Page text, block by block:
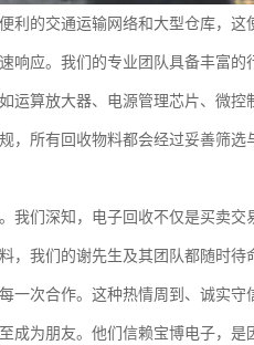
利的交通运输网络和大型仓库，
响应。我们的专业团队具备丰富
运算放大器、电源管理芯片、微
，所有回收物料都会经过妥善筛
我们深知，电子回收不仅是买卖
，我们的谢先生及其团队都随时
一次合作。这种热情周到、诚实
成为朋友。他们信赖宝博电子，